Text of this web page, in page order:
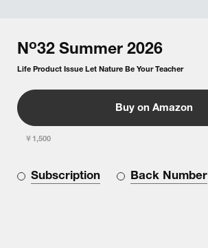
No32 Summer 2026
Life Product Issue Let Nature Be Your Teacher
Buy on Amazon
￥1,500
Subscription Back Number